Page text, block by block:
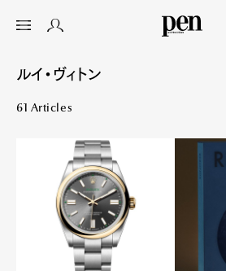
ルイ・ヴィトン
61 Articles